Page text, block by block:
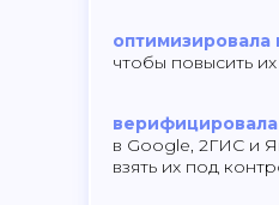
верифицировала
в Google, 2ГИС и
взять их под
оптимизировала
чтобы повысить